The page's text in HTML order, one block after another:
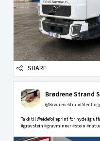
SHARE
Brødrene Strand
Takk til @eidefolieprint for nydelig
#gravstein #gravminner #stein